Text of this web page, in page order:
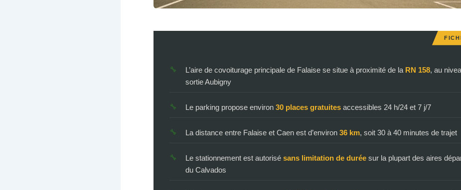
L’aire de covoiturage principale de Falaise se situe à proximité de la RN 158, au
sortie Aubigny
Le parking propose environ 30 places gratuites accessibles 24 h/24 et 7 j/7
La distance entre Falaise et Caen est d’environ 36 km, soit 30 à 40 minutes de trajet
Le stationnement est autorisé sans limitation de durée sur la plupart des aires
du Calvados